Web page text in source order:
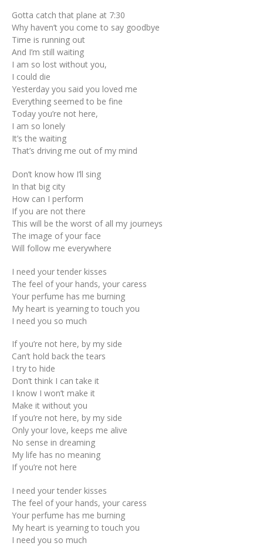
Gotta catch that plane at 7:30
Why haven’t you come to say goodbye
Time is running out
And I’m still waiting
I am so lost without you,
I could die
Yesterday you said you loved me
Everything seemed to be fine
Today you’re not here,
I am so lonely
It’s the waiting
That’s driving me out of my mind
Don’t know how I’ll sing
In that big city
How can I perform
If you are not there
This will be the worst of all my journeys
The image of your face
Will follow me everywhere
I need your tender kisses
The feel of your hands, your caress
Your perfume has me burning
My heart is yearning to touch you
I need you so much
If you’re not here, by my side
Can’t hold back the tears
I try to hide
Don’t think I can take it
I know I won’t make it
Make it without you
If you’re not here, by my side
Only your love, keeps me alive
No sense in dreaming
My life has no meaning
If you’re not here
I need your tender kisses
The feel of your hands, your caress
Your perfume has me burning
My heart is yearning to touch you
I need you so much